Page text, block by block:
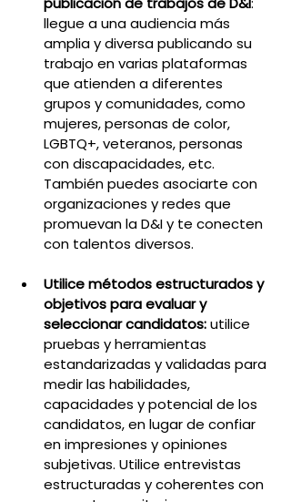
llegue a una audiencia más
amplia y diversa publicando su
trabajo en varias plataformas
que atienden a diferentes
grupos y comunidades, como
mujeres, personas de color,
LGBTQ+, veteranos, personas
con discapacidades, etc.
También puedes asociarte con
organizaciones y redes que
promuevan la D&I y te conecten
con talentos diversos.
Utilice métodos estructurados y
objetivos para evaluar y
seleccionar candidatos: utilice
pruebas y herramientas
estandarizadas y validadas para
medir las habilidades,
capacidades y potencial de los
candidatos, en lugar de confiar
en impresiones y opiniones
subjetivas. Utilice entrevistas
estructuradas y coherentes con